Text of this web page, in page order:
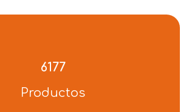
6177
Productos